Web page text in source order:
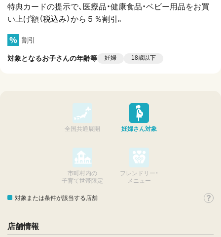
特典カードの提示で、医療品・健康食品・ベビー用品をお買
い上げ額（税込み）から５％割引。
割引
対象となるお子さんの年齢等 妊婦 18歳以下
全国共通展開 妊婦さん対象
市町村内の
子育て世帯限定
フレンドリー・
メニュー
対象または条件が該当する店舗
店舗情報